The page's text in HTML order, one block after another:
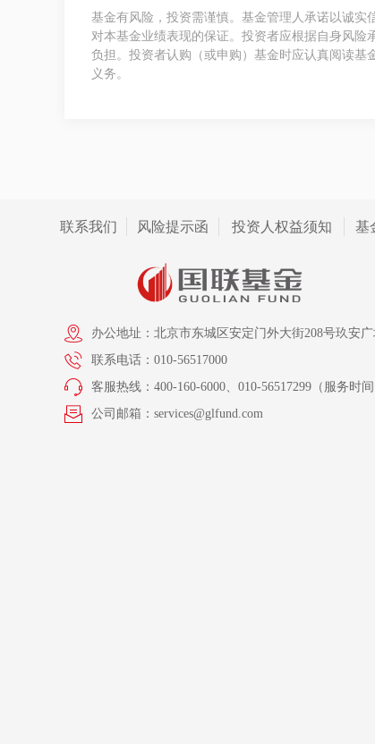
基金有风险，投资需谨慎。基金管理人承诺以诚
对本基金业绩表现的保证。投资者应根据自身风
负担。投资者认购（或申购）基金时应认真阅读
义务。
联系我们 风险提示函 投资人权益须知 基
办公地址：北京市东城区安定门外大街208号玖安
联系电话：010-56517000
客服热线：400-160-6000、010-56517299（服务时间
公司邮箱：services@glfund.com